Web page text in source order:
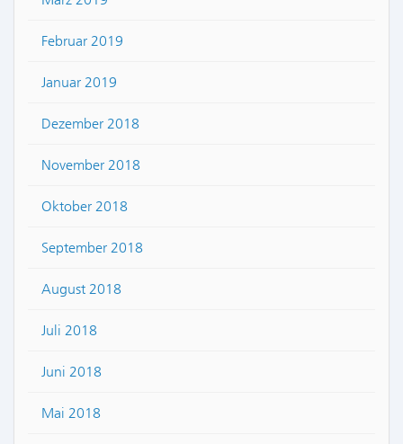
Februar 2019
Januar 2019
Dezember 2018
November 2018
Oktober 2018
September 2018
August 2018
Juli 2018
Juni 2018
Mai 2018